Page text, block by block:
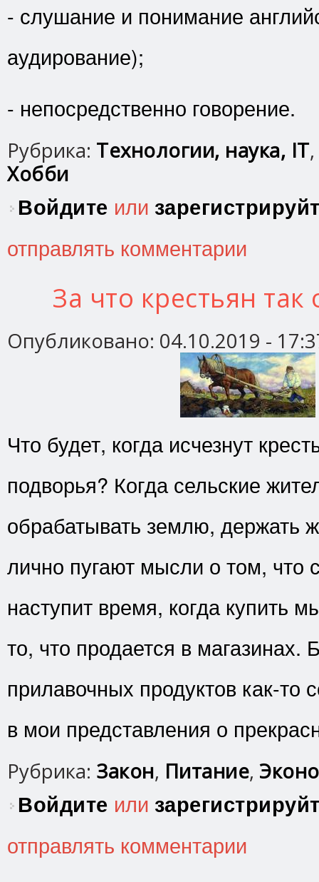
- слушание и понимание
аудирование);
- непосредственно говорение.
Рубрика: Технологии, наука, IT,
Хобби
Войдите или
отправлять комментарии
За что крестьян так
Опубликовано: 04.10.2019 -
Что будет, когда исчезнут
подворья? Когда сельские
обрабатывать землю, держать
лично пугают мысли о том, что
наступит время, когда купить
то, что продается в магазинах.
прилавочных продуктов как-то
в мои представления о
Рубрика: Закон, Питание,
Войдите или
отправлять комментарии